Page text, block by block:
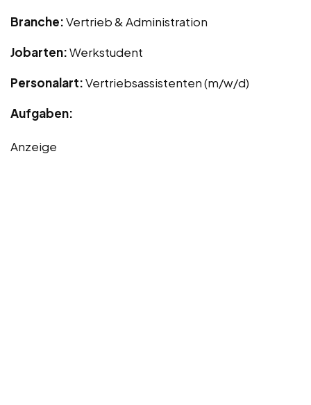
Branche:Vertrieb & Administration
Jobarten:Werkstudent
Personalart:Vertriebsassistenten (m/w/d)
Aufgaben:
Anzeige